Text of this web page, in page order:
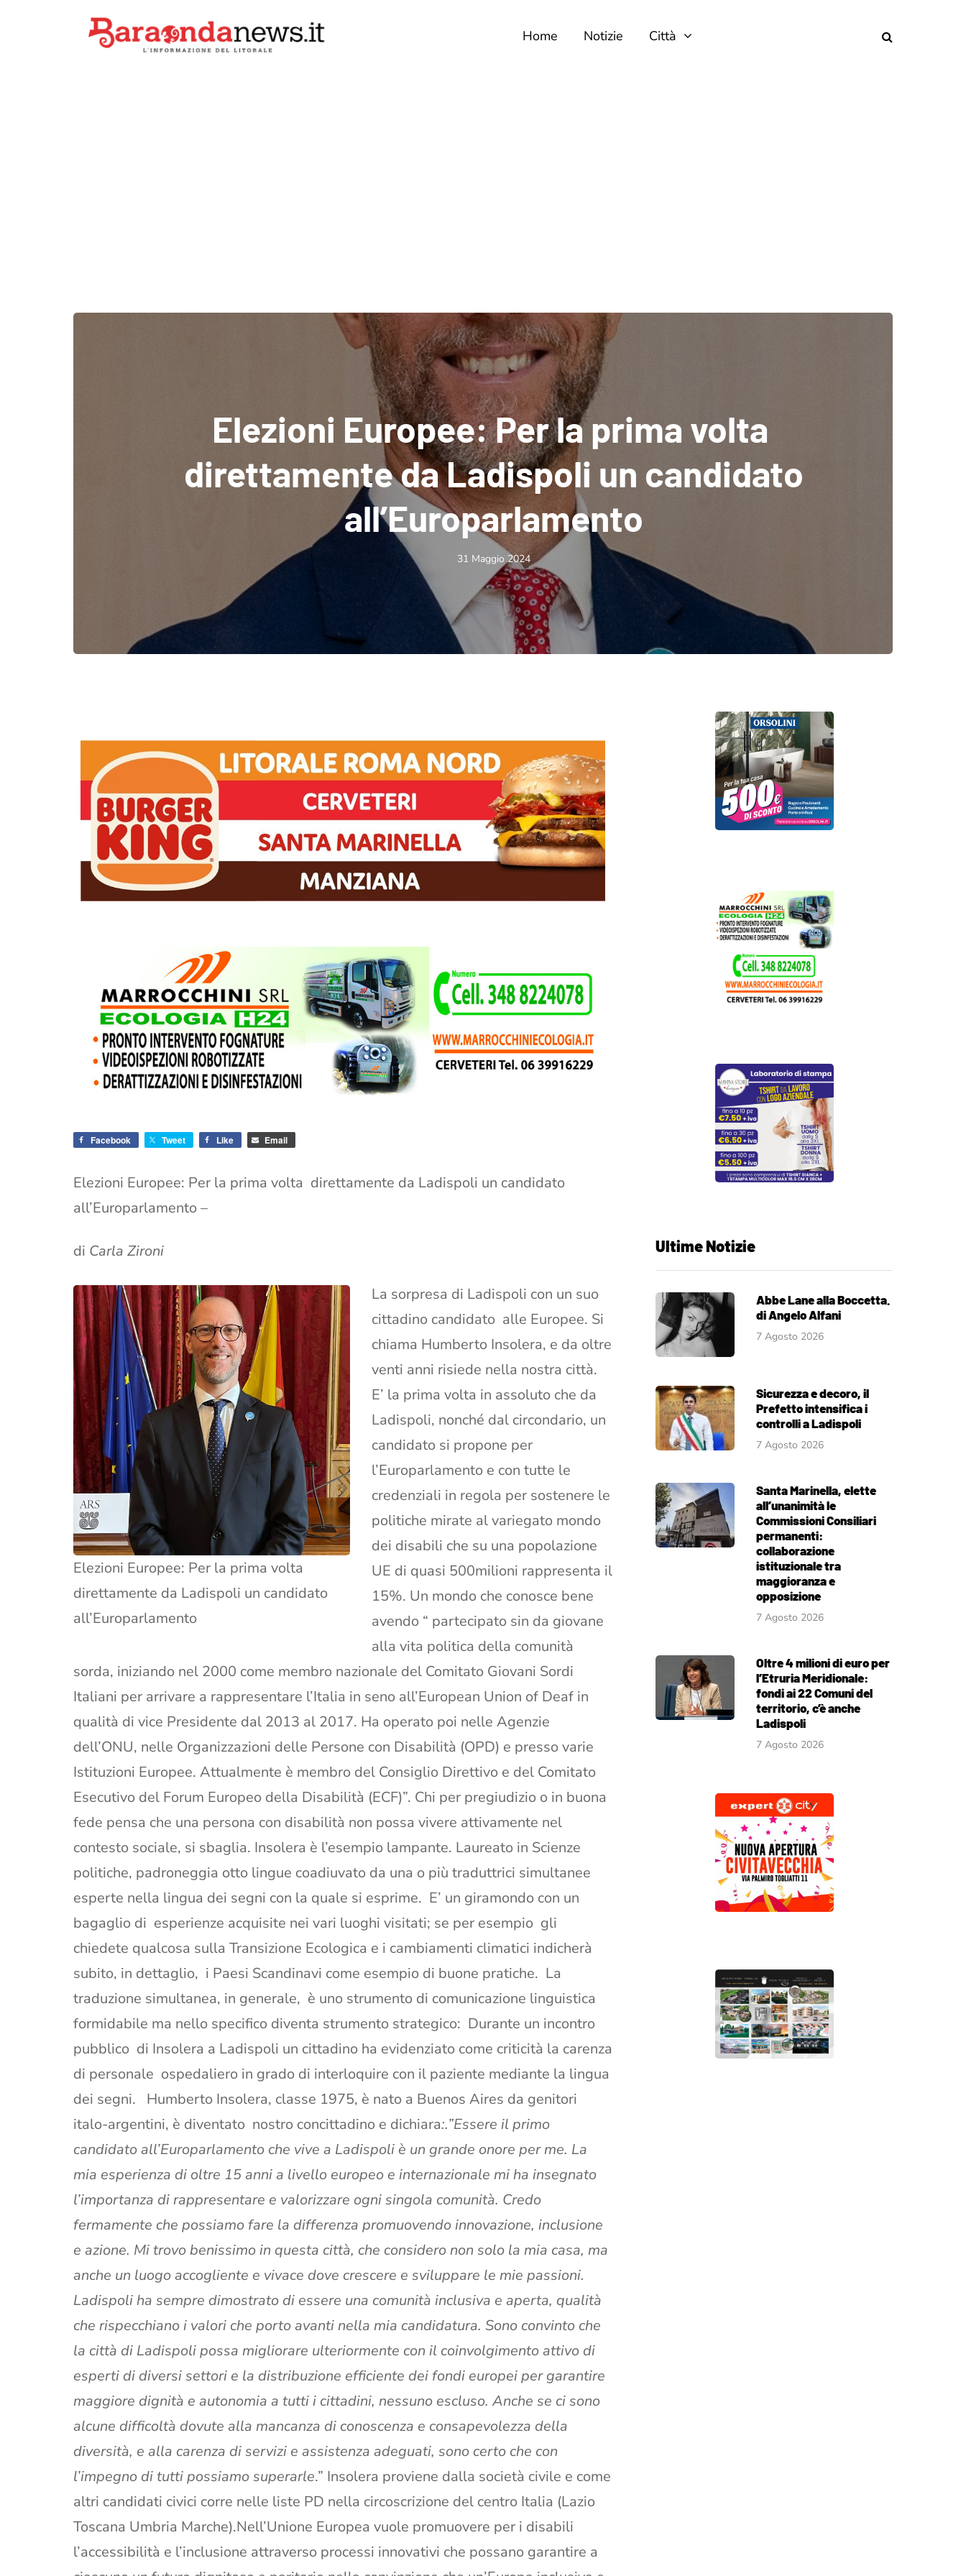
Home Notizie Città
Elezioni Europee: Per la prima volta
direttamente da Ladispoli un candidato
all’Europarlamento
31 Maggio 2024
Facebook Tweet Like Email
Elezioni Europee: Per la prima volta direttamente da Ladispoli un candidato
all’Europarlamento –
di Carla Zironi
Elezioni Europee: Per la prima volta
direttamente da Ladispoli un candidato
all’Europarlamento
La sorpresa di Ladispoli con un suo
cittadino candidato alle Europee. Si
chiama Humberto Insolera, e da oltre
venti anni risiede nella nostra città.
E’ la prima volta in assoluto che da
Ladispoli, nonché dal circondario, un
candidato si propone per
l’Europarlamento e con tutte le
credenziali in regola per sostenere le
politiche mirate al variegato mondo
dei disabili che su una popolazione
UE di quasi 500milioni rappresenta il
15%. Un mondo che conosce bene
avendo “ partecipato sin da giovane
alla vita politica della comunità
sorda, iniziando nel 2000 come membro nazionale del Comitato Giovani Sordi
Italiani per arrivare a rappresentare l’Italia in seno all’European Union of Deaf in
qualità di vice Presidente dal 2013 al 2017. Ha operato poi nelle Agenzie
dell’ONU, nelle Organizzazioni delle Persone con Disabilità (OPD) e presso varie
Istituzioni Europee. Attualmente è membro del Consiglio Direttivo e del Comitato
Esecutivo del Forum Europeo della Disabilità (ECF)”. Chi per pregiudizio o in buona
fede pensa che una persona con disabilità non possa vivere attivamente nel
contesto sociale, si sbaglia. Insolera è l’esempio lampante. Laureato in Scienze
politiche, padroneggia otto lingue coadiuvato da una o più traduttrici simultanee
esperte nella lingua dei segni con la quale si esprime. E’ un giramondo con un
bagaglio di esperienze acquisite nei vari luoghi visitati; se per esempio gli
chiedete qualcosa sulla Transizione Ecologica e i cambiamenti climatici indicherà
subito, in dettaglio, i Paesi Scandinavi come esempio di buone pratiche. La
traduzione simultanea, in generale, è uno strumento di comunicazione linguistica
formidabile ma nello specifico diventa strumento strategico: Durante un incontro
pubblico di Insolera a Ladispoli un cittadino ha evidenziato come criticità la carenza
di personale ospedaliero in grado di interloquire con il paziente mediante la lingua
dei segni. Humberto Insolera, classe 1975, è nato a Buenos Aires da genitori
italo-argentini, è diventato nostro concittadino e dichiara:.”Essere il primo
candidato all’Europarlamento che vive a Ladispoli è un grande onore per me. La
mia esperienza di oltre 15 anni a livello europeo e internazionale mi ha insegnato
l’importanza di rappresentare e valorizzare ogni singola comunità. Credo
fermamente che possiamo fare la differenza promuovendo innovazione, inclusione
e azione. Mi trovo benissimo in questa città, che considero non solo la mia casa, ma
anche un luogo accogliente e vivace dove crescere e sviluppare le mie passioni.
Ladispoli ha sempre dimostrato di essere una comunità inclusiva e aperta, qualità
che rispecchiano i valori che porto avanti nella mia candidatura. Sono convinto che
la città di Ladispoli possa migliorare ulteriormente con il coinvolgimento attivo di
esperti di diversi settori e la distribuzione efficiente dei fondi europei per garantire
maggiore dignità e autonomia a tutti i cittadini, nessuno escluso. Anche se ci sono
alcune difficoltà dovute alla mancanza di conoscenza e consapevolezza della
diversità, e alla carenza di servizi e assistenza adeguati, sono certo che con
l’impegno di tutti possiamo superarle.” Insolera proviene dalla società civile e come
altri candidati civici corre nelle liste PD nella circoscrizione del centro Italia (Lazio
Toscana Umbria Marche).Nell’Unione Europea vuole promuovere per i disabili
l’accessibilità e l’inclusione attraverso processi innovativi che possano garantire a
Ultime Notizie
Abbe Lane alla Boccetta.
di Angelo Alfani
7 Agosto 2026
Sicurezza e decoro, il
Prefetto intensifica i
controlli a Ladispoli
7 Agosto 2026
Santa Marinella, elette
all’unanimità le
Commissioni Consiliari
permanenti:
collaborazione
istituzionale tra
maggioranza e
opposizione
7 Agosto 2026
Oltre 4 milioni di euro per
l’Etruria Meridionale:
fondi ai 22 Comuni del
territorio, c’è anche
Ladispoli
7 Agosto 2026